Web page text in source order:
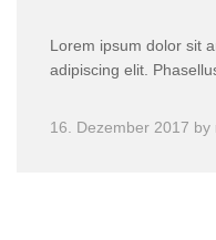
Lorem ipsum dolor sit
adipiscing elit.
16. Dezember 2017 by